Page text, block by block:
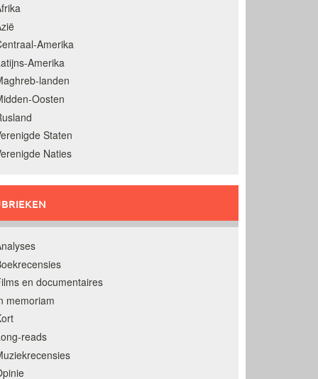
Amerika
Amerika
landen
Oosten
Staten
Naties
en documentaires
memoriam
reads